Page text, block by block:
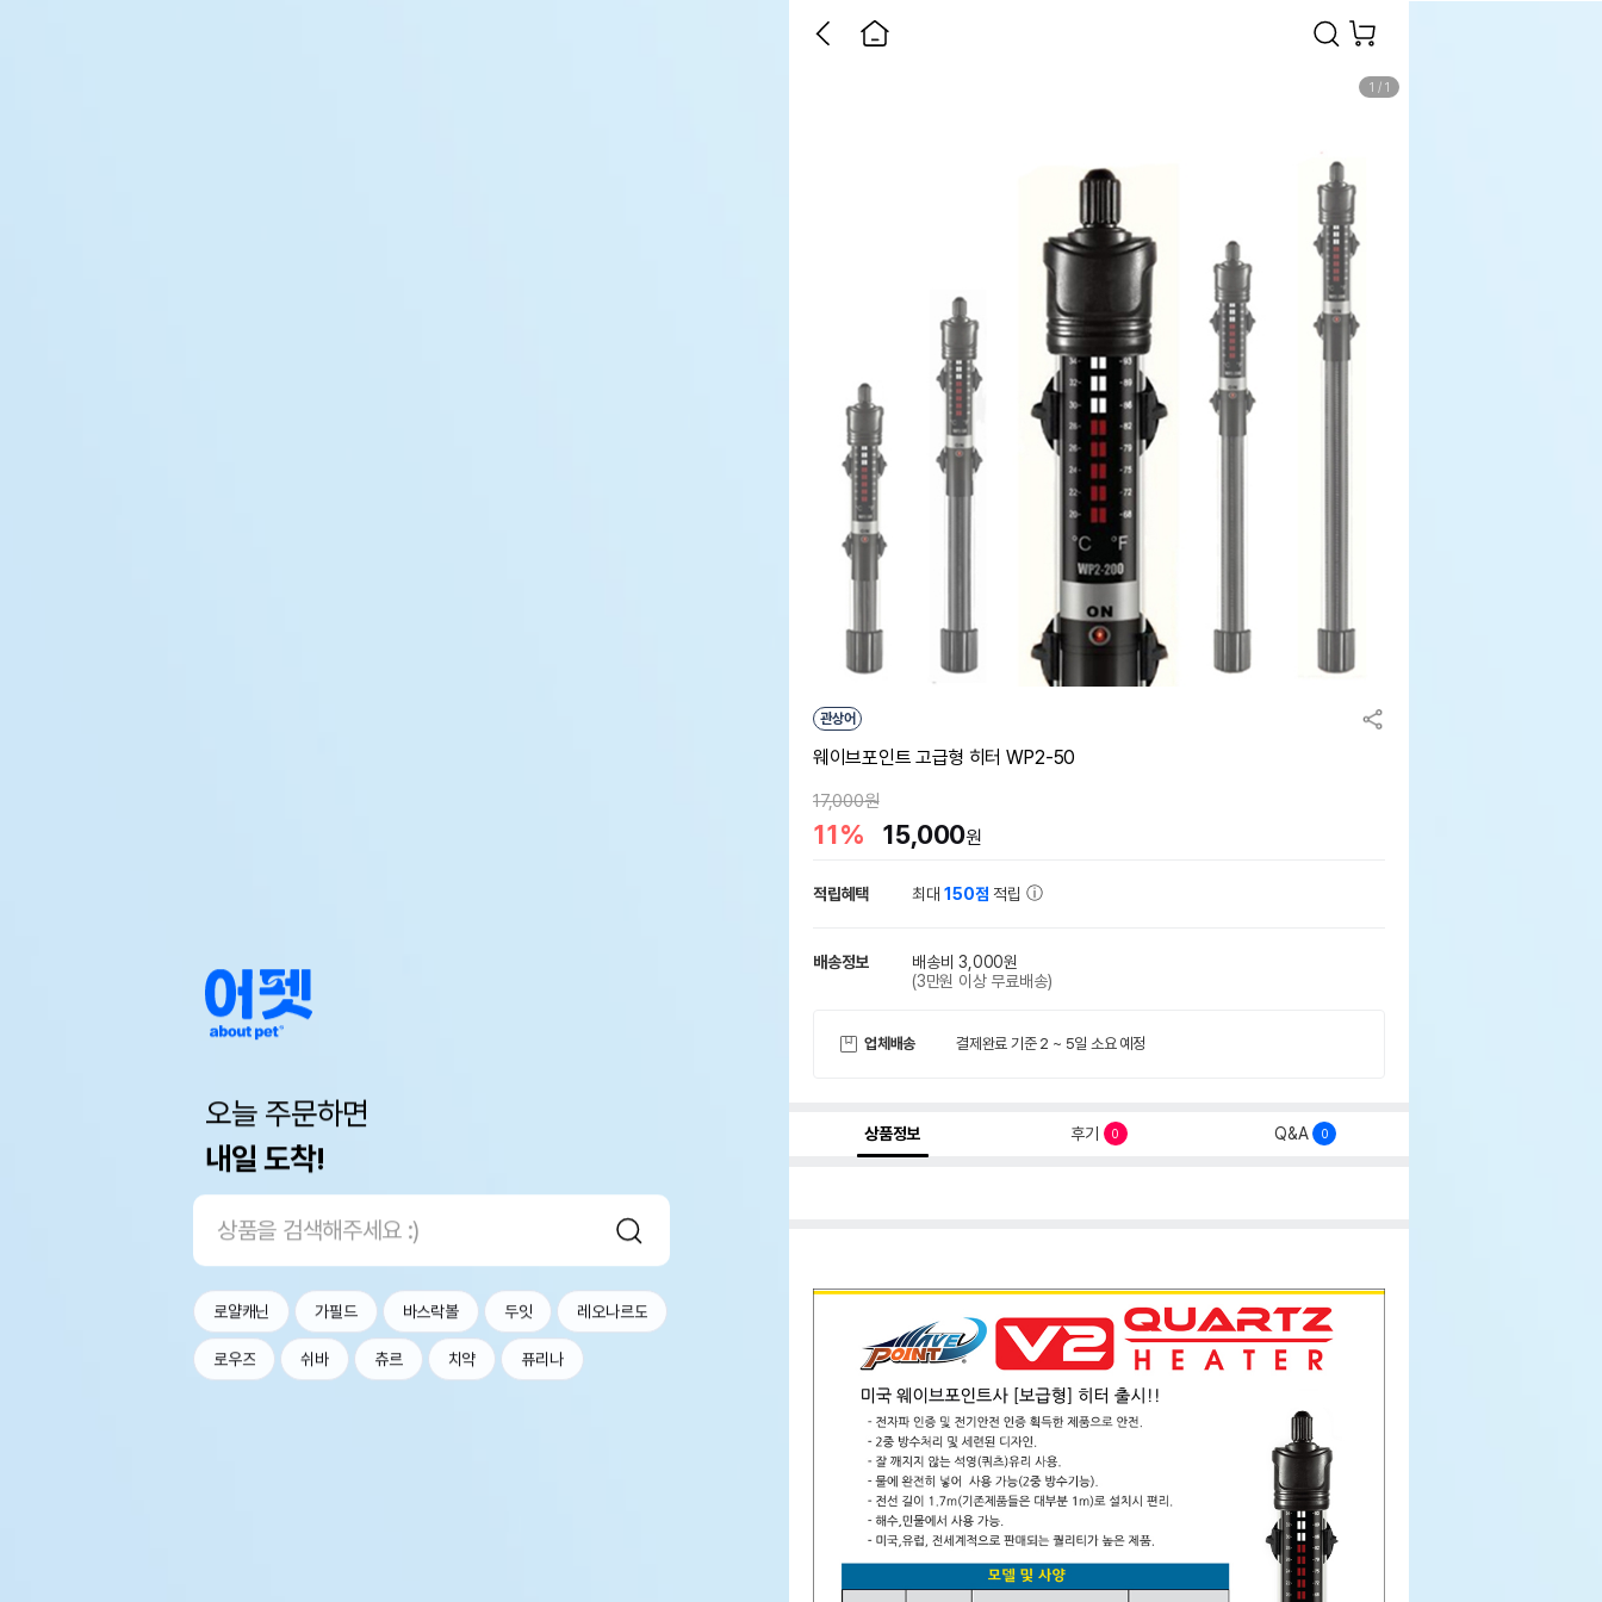
오늘 주문하면
내일 도착!
로얄캐닌 가필드 바스락볼 두잇 레오나르도
로우즈 쉬바 츄르 치약 퓨리나
1 / 1
관상어
웨이브포인트 고급형 히터 WP2-50
17,000원
11% 15,000원
적립혜택 최대150점 적립
배송정보
배송비 3,000원
(3만원 이상 무료배송)
업체배송 결제완료 기준 2 ~ 5일 소요 예정
상품정보 후기 0 Q&A 0